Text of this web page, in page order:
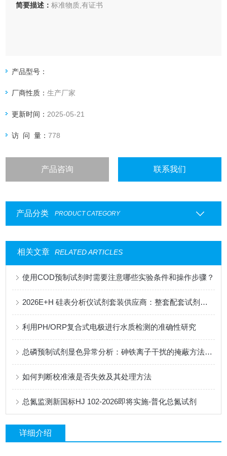
简要描述：标准物质,有证书
产品型号：
厂商性质：生产厂家
更新时间： 2025-05-21
访 问 量：778
产品咨询 联系我们
产品分类 PRODUCT CATEGORY
相关文章 RELATED ARTICLES
使用COD预制试剂时需要注意哪些实验条件和操作步骤？
2026E+H 硅表分析仪试剂套装供应商：整套配套试剂，适配电厂在线监测场景
利用PH/ORP复合式电极进行水质检测的准确性研究
总磷预制试剂显色异常分析：砷铁离子干扰的掩蔽方法与质控样验证
如何判断校准液是否失效及其处理方法
总氮监测新国标HJ 102-2026即将实施-普化总氮试剂
详细介绍